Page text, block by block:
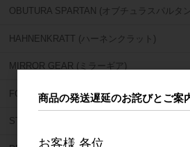
OBUTURA SPARTAN (オブチュラスパルタ
HAHNENKRATT (ハーネンクラット)
MIRROR GEAR (ミラーギア)
FORUM (フォーラム)
STAR DENTAL (スターデンタル)
商品の発送遅延のお詫びとご案
お客様 各位